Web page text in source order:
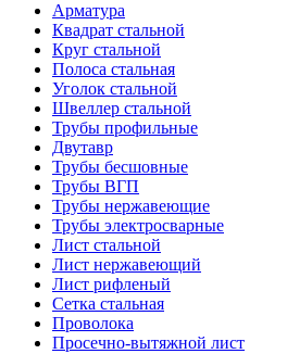
Арматура
Квадрат стальной
Круг стальной
Полоса стальная
Уголок стальной
Швеллер стальной
Трубы профильные
Двутавр
Трубы бесшовные
Трубы ВГП
Трубы нержавеющие
Трубы электросварные
Лист стальной
Лист нержавеющий
Лист рифленый
Сетка стальная
Проволока
Просечно-вытяжной лист